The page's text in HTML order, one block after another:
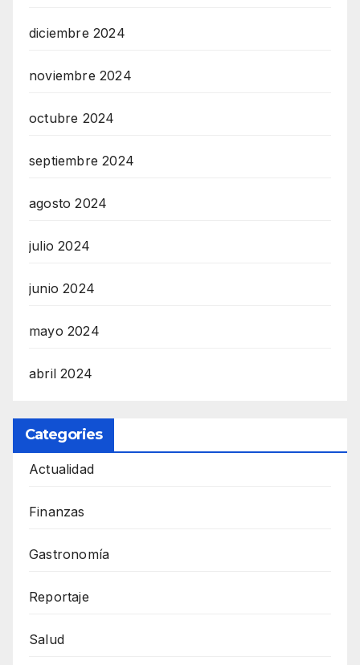
diciembre 2024
noviembre 2024
octubre 2024
septiembre 2024
agosto 2024
julio 2024
junio 2024
mayo 2024
abril 2024
Categories
Actualidad
Finanzas
Gastronomía
Reportaje
Salud